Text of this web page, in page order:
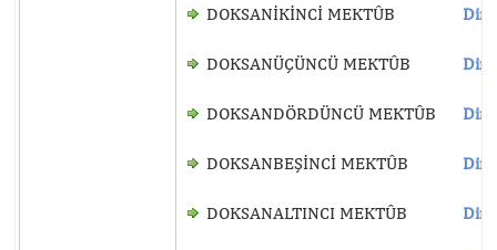
DOKSANİKİNCİ MEKTÛB
DOKSANÜÇÜNCÜ MEKTÛB
DOKSANDÖRDÜNCÜ MEKTÛB
DOKSANBEŞİNCİ MEKTÛB
DOKSANALTINCI MEKTÛB